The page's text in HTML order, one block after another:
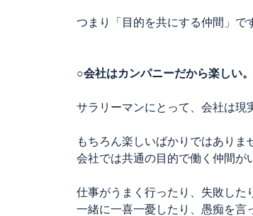
つまり「目的を共にする仲間」で
○会社はカンパニーだから楽しい。
サラリーマンにとって、会社は現
もちろん楽しいばかりではありま
会社では共通の目的で働く仲間が
仕事がうまく行ったり、失敗した
一緒に一喜一憂したり、愚痴を言